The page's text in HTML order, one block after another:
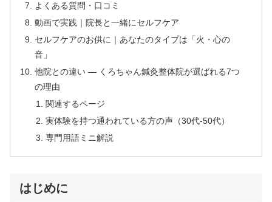
よくある質問・口コミ
動画で実践｜院長と一緒にセルフケア
セルフケアのお供に｜あなたのタイプは「火・心の
音」
他院との違い — くろちゃん鍼灸整体院が選ばれる7つ
の理由
関連するページ
実体験を持つ通われている方の声（30代-50代）
専門用語ミニ解説
はじめに